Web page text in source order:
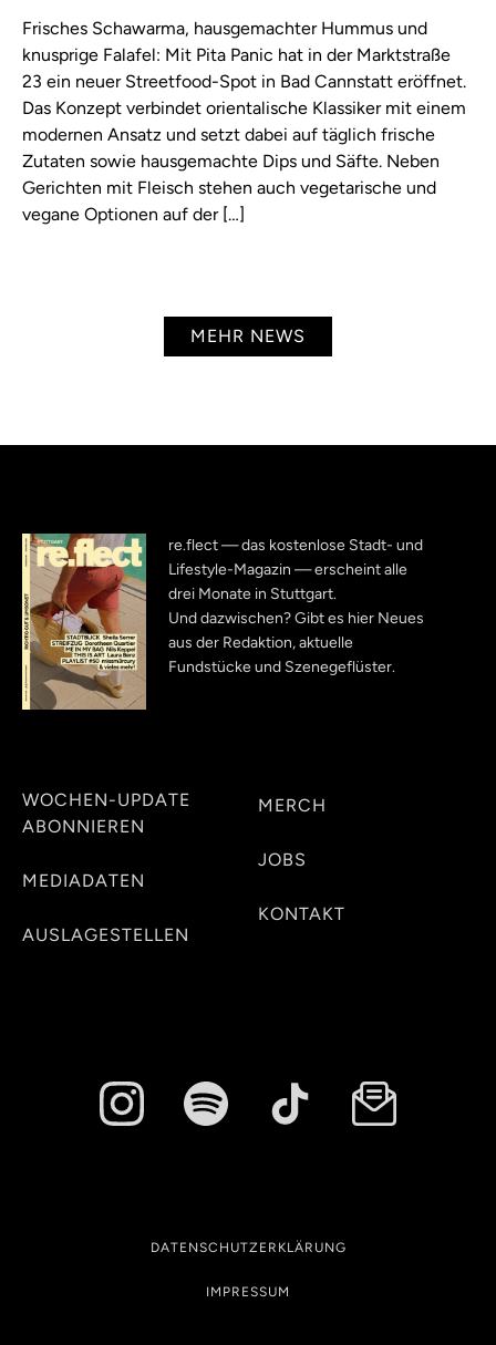
Frisches Schawarma, hausgemachter Hummus und
knusprige Falafel: Mit Pita Panic hat in der Marktstraße
23 ein neuer Streetfood-Spot in Bad Cannstatt eröffnet.
Das Konzept verbindet orientalische Klassiker mit einem
modernen Ansatz und setzt dabei auf täglich frische
Zutaten sowie hausgemachte Dips und Säfte. Neben
Gerichten mit Fleisch stehen auch vegetarische und
vegane Optionen auf der […]
MEHR NEWS
re.flect — das kostenlose Stadt- und
Lifestyle-Magazin — erscheint alle
drei Monate in Stuttgart.
Und dazwischen? Gibt es hier Neues
aus der Redaktion, aktuelle
Fundstücke und Szenegeflüster.
WOCHEN-UPDATE
ABONNIEREN
MEDIADATEN
AUSLAGESTELLEN
MERCH
JOBS
KONTAKT
DATENSCHUTZERKLÄRUNG
IMPRESSUM